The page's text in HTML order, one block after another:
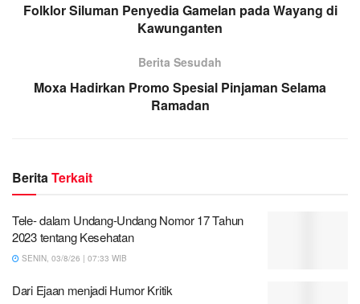
Folklor Siluman Penyedia Gamelan pada Wayang di
Kawunganten
Berita Sesudah
Moxa Hadirkan Promo Spesial Pinjaman Selama
Ramadan
BeritaTerkait
Tele- dalam Undang-Undang Nomor 17 Tahun
2023 tentang Kesehatan
SENIN, 03/8/26 | 07:33 WIB
Dari Ejaan menjadi Humor Kritik